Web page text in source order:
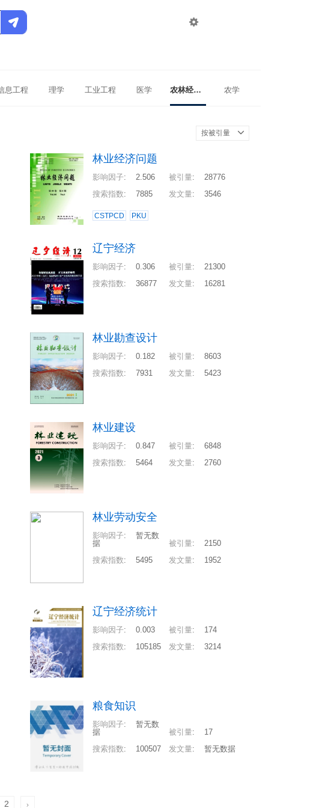

息工程 理学 工业工程 医学 农林经济管理 农学
按被引量
林业经济问题
影响因子: 2.506 被引量:
28776
搜索指数: 7885 发文量: 3546
CSTPCD PKU
辽宁经济
影响因子: 0.306 被引量:
21300
搜索指数: 36877 发文量: 16281
林业勘查设计
影响因子: 0.182 被引量:
8603
搜索指数: 7931 发文量: 5423
林业建设
影响因子: 0.847 被引量:
6848
搜索指数: 5464 发文量: 2760
林业劳动安全
影响因子:
暂无数
据
被引量:
2150
搜索指数: 5495 发文量: 1952
辽宁经济统计
影响因子: 0.003 被引量:
174
搜索指数: 105185 发文量: 3214
粮食知识
影响因子:
暂无数
据
被引量:
17
搜索指数: 100507 发文量: 暂无数据
2 